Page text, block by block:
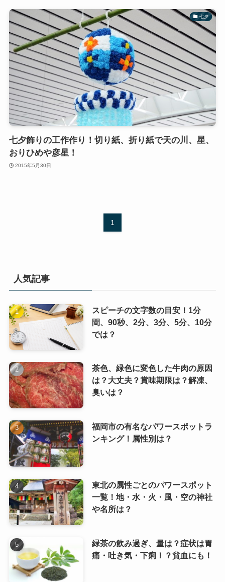
七夕
七夕飾りの工作作り！切り紙、折り紙で天の川、星、
おりひめや彦星！
2015年5月30日
1
人気記事
スピーチの文字数の目安！1分
間、90秒、2分、3分、5分、10分
では？
茶色、緑色に変色した牛肉の原因
は？大丈夫？賞味期限は？解凍、
臭いは？
福岡市の有名なパワースポットラ
ンキング！属性別は？
東北の属性ごとのパワースポット
一覧！地・水・火・風・空の神社
や名所は？
緑茶の飲み過ぎ、量は？症状は胃
痛・吐き気・下痢！？貧血にも！